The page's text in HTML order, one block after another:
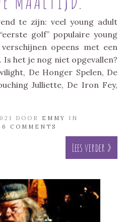
te zijn: veel young adult
golf” populaire young
opeens met een
Is het je nog niet opgevallen?
De Honger Spelen, De
Julliette, De Iron Fey,
DOOR EMMY
IN
6 COMMENTS
Lees verder »